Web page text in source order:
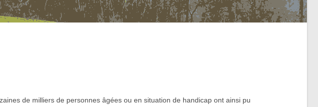
de milliers de personnes âgées ou en situation de handicap ont ainsi pu